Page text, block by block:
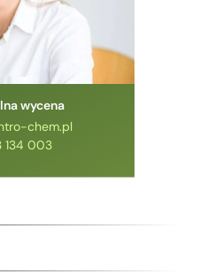
wycena
chem.pl
134 003